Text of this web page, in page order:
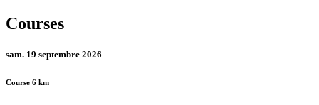
Courses
sam. 19 septembre 2026
Course 6 km